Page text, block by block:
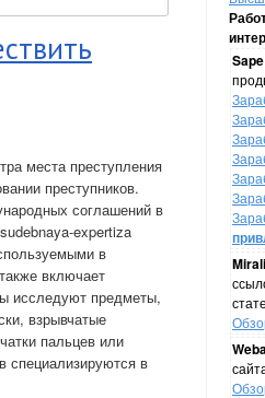
Sape
места преступления
преступников.
соглашений в
expertiza
в
включает
исследуют предметы,
взрывчатые
пальцев или
специализируются в